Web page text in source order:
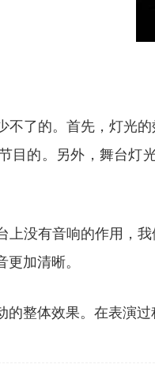
不了的。首先，灯光
目的。另外，舞台灯
上没有音响的作用，
加清晰。
整体效果。在表演